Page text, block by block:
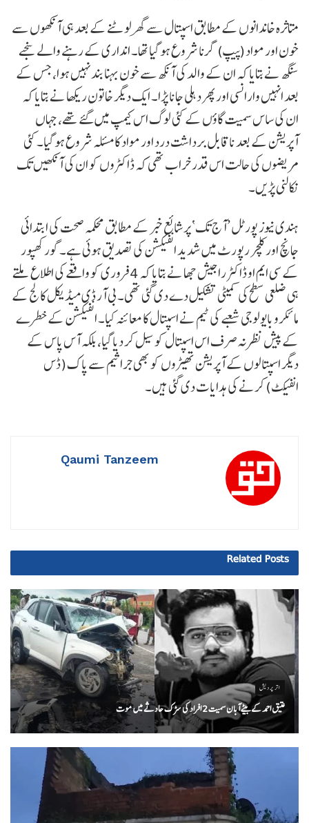
متاثرہ خاندانوں کے مطابق اسپتال سے گھر لوٹنے کے بعد ہی آنکھوں سے
خون اور مواد (پیپ) گرنا شروع ہو گیا تھا۔ انداری کے رہنے والے سنجے
سنگھ نے بتایا کہ ان کے والد کی آنکھ سے خون بہنا بند نہیں ہوا، جس کے
بعد انہیں وارانسی اور پھر دہلی جانا پڑا۔ ایک دیگر خاتون ریکھا نے بتایا کہ
ان کی ساس سمیت گاؤں کے کئی لوگ اس کیمپ میں گئے تھے، جہاں
آپریشن کے بعد ناقابل برداشت درد اور مواد کا مسئلہ شروع ہو گیا۔ کئی
مریضوں کی حالت اس قدر خراب تھی کہ ڈاکٹروں کو ان کی آنکھیں تک
نکالنی پڑیں۔
ہندی نیوز پورٹل ’آج تک‘ پر شائع خبر کے مطابق محکمہ صحت کی ابتدائی
جانچ اور کلچر رپورٹ میں شدید انفیکشن کی تصدیق ہوئی ہے۔ گورکھپور
کے سی ایم او ڈاکٹر راجیش جھا نے بتایا کہ 4 فروری کو واقعے کی اطلاع ملتے
ہی ضلعی سطح کی کمیٹی تشکیل دے دی گئی تھی۔ بی آر ڈی میڈیکل کالج کے
مائکرو بایولوجی شعبے کی ٹیم نے اسپتال کا معائنہ کیا۔ انفیکشن کے خطرے
کے پیش نظر نہ صرف اس اسپتال کو سیل کر دیا گیا، بلکہ آس پاس کے
دیگر اسپتالوں کے آپریشن تھیٹروں کو بھی جراثیم سے پاک (ڈس
انفیکٹ) کرنے کی ہدایات دی گئی ہیں۔
Qaumi Tanzeem
Related Posts
اتر پردیش
عتیق احمد کے بیٹے آبان سمیت 2 افراد کی سڑک حادثے میں موت